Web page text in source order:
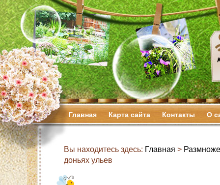
Главная Карта сайта Контакты О
Вы находитесь здесь: Главная >
доньях ульев